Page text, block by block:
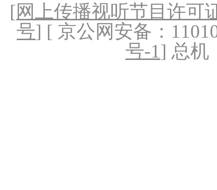
[网上传播视听节目许可
号] [ 京公网安备：
号-1] 总机